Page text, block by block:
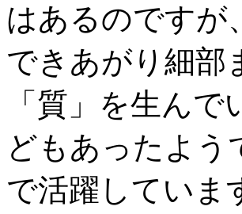
はあるのですが
できあがり細部
「質」を生ん
どもあったよう
で活躍していま